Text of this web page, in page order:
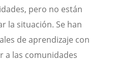
pero no están
la situación. Se han
de aprendizaje con
a las comunidades